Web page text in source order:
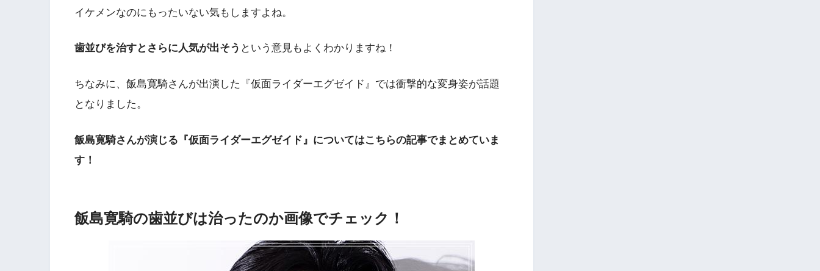
イケメンなのにもったいない気もしますよね。
歯並びを治すとさらに人気が出そう という意見もよくわかりますね！
ちなみに、飯島寛騎さんが出演した『仮面ライダーエグゼイド』では衝撃的な変身姿が話題
となりました。
飯島寛騎さんが演じる『仮面ライダーエグゼイド』についてはこちらの記事でまとめていま
す！
飯島寛騎の歯並びは治ったのか画像でチェック！